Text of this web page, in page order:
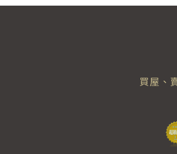
買屋、